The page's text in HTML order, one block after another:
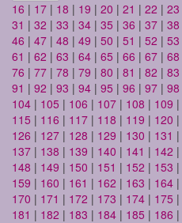
16 | 17 | 18 | 19 | 20 | 21 | 22 | 23
31 | 32 | 33 | 34 | 35 | 36 | 37 | 38
46 | 47 | 48 | 49 | 50 | 51 | 52 | 53
61 | 62 | 63 | 64 | 65 | 66 | 67 | 68
76 | 77 | 78 | 79 | 80 | 81 | 82 | 83
91 | 92 | 93 | 94 | 95 | 96 | 97 | 98
104 | 105 | 106 | 107 | 108 | 109 |
115 | 116 | 117 | 118 | 119 | 120 |
126 | 127 | 128 | 129 | 130 | 131 |
137 | 138 | 139 | 140 | 141 | 142 |
148 | 149 | 150 | 151 | 152 | 153 |
159 | 160 | 161 | 162 | 163 | 164 |
170 | 171 | 172 | 173 | 174 | 175 |
181 | 182 | 183 | 184 | 185 | 186 |